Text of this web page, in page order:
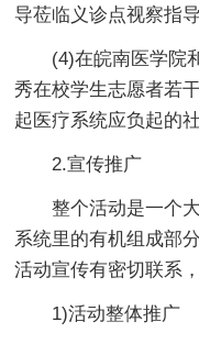
导莅临义诊点视察指
(4)在皖南医学院和
秀在校学生志愿者若
起医疗系统应负起的
2.宣传推广
整个活动是一个大
系统里的有机组成部
活动宣传有密切联系
1)活动整体推广